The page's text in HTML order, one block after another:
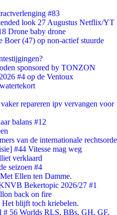
#83
look 27 Augustus Netflix/YT
Drone baby drone
Boer (47) op non-actief stuurde
sponsored by TONZON
#4 op de Ventoux
repareren ipv vervangen voor
balans #12
van de internationale rechtsorde
#44 Vitesse mag weg
verklaard
seizoen #4
Ellen ten Damme.
Bekertopic 2026/27 #1
back on fire
blijft toch kriebelen.
# 56 Worlds RLS, BBs, GH, GF,